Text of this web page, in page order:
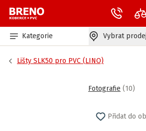
Kategorie Vybrat
Lišty SLK50 pro PVC (LINO)
Fotografie (10)
Přidat do